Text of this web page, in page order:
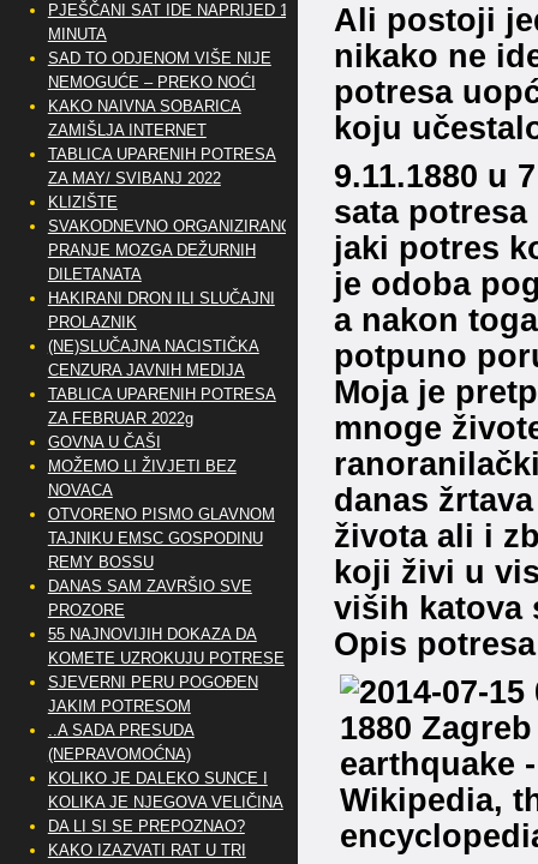
Ali postoji
nikako ne
potresa
koju
9.11.1880 u
sata
jaki potres
je odoba
a nakon
potpuno
Moja je
mnoge
danas
života ali i
koji živi u
viših katova
Opis
PJEŠČANI SAT IDE NAPRIJED 10
MINUTA
SAD TO ODJENOM VIŠE NIJE
NEMOGUĆE – PREKO NOĆI
KAKO NAIVNA SOBARICA
ZAMIŠLJA INTERNET
TABLICA UPARENIH POTRESA
ZA MAY/ SVIBANJ 2022
KLIZIŠTE
SVAKODNEVNO ORGANIZIRANO
PRANJE MOZGA DEŽURNIH
DILETANATA
HAKIRANI DRON ILI SLUČAJNI
PROLAZNIK
(NE)SLUČAJNA NACISTIČKA
CENZURA JAVNIH MEDIJA
TABLICA UPARENIH POTRESA
ZA FEBRUAR 2022g
GOVNA U ČAŠI
MOŽEMO LI ŽIVJETI BEZ
NOVACA
OTVORENO PISMO GLAVNOM
TAJNIKU EMSC GOSPODINU
REMY BOSSU
DANAS SAM ZAVRŠIO SVE
PROZORE
55 NAJNOVIJIH DOKAZA DA
KOMETE UZROKUJU POTRESE
SJEVERNI PERU POGOĐEN
JAKIM POTRESOM
..A SADA PRESUDA
(NEPRAVOMOĆNA)
KOLIKO JE DALEKO SUNCE I
KOLIKA JE NJEGOVA VELIČINA
DA LI SI SE PREPOZNAO?
KAKO IZAZVATI RAT U TRI